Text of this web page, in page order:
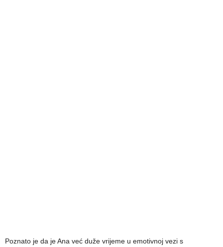
Poznato je da je Ana već duže vrijeme u emotivnoj vezi s